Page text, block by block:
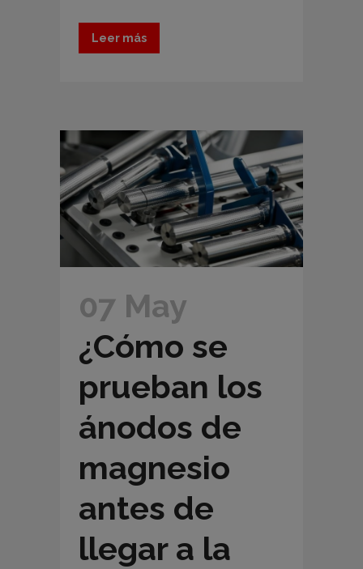
Leer más
07 May
¿Cómo se
prueban los
ánodos de
magnesio
antes de
llegar a la